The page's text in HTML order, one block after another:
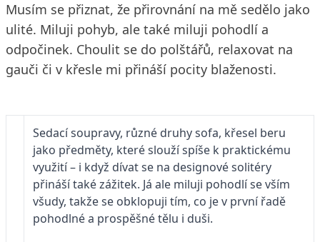
Musím se přiznat, že přirovnání na mě sedělo jako
ulité. Miluji pohyb, ale také miluji pohodlí a
odpočinek. Choulit se do polštářů, relaxovat na
gauči či v křesle mi přináší pocity blaženosti.
Sedací soupravy, různé druhy sofa, křesel beru
jako předměty, které slouží spíše k praktickému
využití – i když dívat se na designové solitéry
přináší také zážitek. Já ale miluji pohodlí se vším
všudy, takže se obklopuji tím, co je v první řadě
pohodlné a prospěšné tělu i duši.